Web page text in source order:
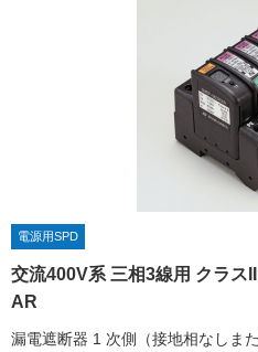
電源用SPD
交流400V系 三相3線用 クラ
AR
漏電遮断器 1 次側（接地相なしま